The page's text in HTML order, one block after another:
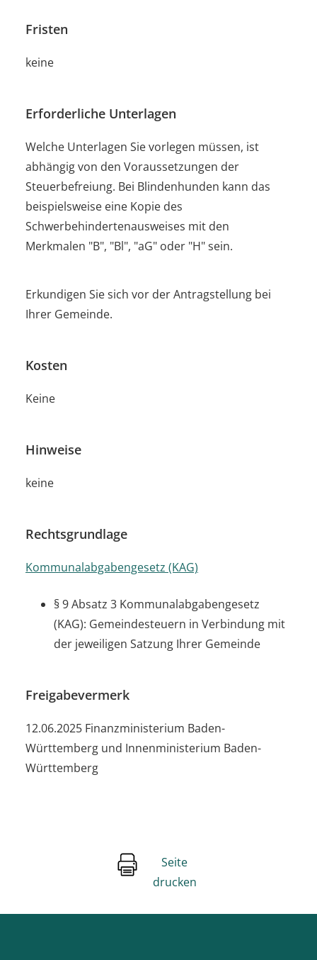
Fristen
keine
Erforderliche Unterlagen
Welche Unterlagen Sie vorlegen müssen, ist
abhängig von den Voraussetzungen der
Steuerbefreiung. Bei Blindenhunden kann das
beispielsweise eine Kopie des
Schwerbehindertenausweises mit den
Merkmalen "B", "Bl", "aG" oder "H" sein.
Erkundigen Sie sich vor der Antragstellung bei
Ihrer Gemeinde.
Kosten
Keine
Hinweise
keine
Rechtsgrundlage
Kommunalabgabengesetz (KAG)
§ 9 Absatz 3 Kommunalabgabengesetz
(KAG): Gemeindesteuern in Verbindung mit
der jeweiligen Satzung Ihrer Gemeinde
Freigabevermerk
12.06.2025 Finanzministerium Baden-
Württemberg und Innenministerium Baden-
Württemberg
Seite
drucken